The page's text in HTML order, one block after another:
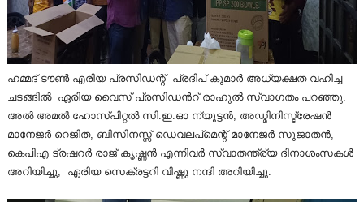
ഹമ്മദ് ടൗൺ എരിയ പ്രസിഡന്റ് പ്രദിപ് കുമാർ അധ്യക്ഷത വഹിച്ച
ചടങ്ങിൽ ഏരിയ വൈസ് പ്രസിഡന്‍റ് രാഹുല്‍ സ്വാഗതം പറഞ്ഞു.
അൽ അമൽ ഹോസ്പിറ്റൽ സി.ഇ.ഓ ന്യൂട്ടൻ, അഡ്മിനിസ്ട്രേഷൻ
മാനേജർ റെജിത, ബിസിനസ്സ് ഡെവലപ്മെന്റ് മാനേജർ സുജാതൻ,
കെപിഎ ട്രഷറര്‍ രാജ് കൃഷ്ണൻ എന്നിവർ സ്വാതന്ത്ര്യ ദിനാശംസകൾ
അറിയിച്ചു, ഏരിയ സെക്രട്ടറി വിഷ്ണു നന്ദി അറിയിച്ചു.